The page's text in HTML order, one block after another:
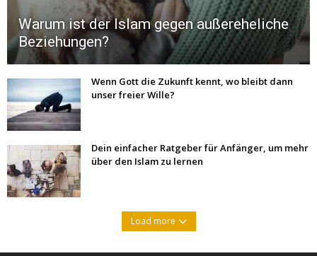
Warum ist der Islam gegen außereheliche
Beziehungen?
Wenn Gott die Zukunft kennt, wo bleibt dann
unser freier Wille?
Dein einfacher Ratgeber für Anfänger, um mehr
über den Islam zu lernen
Load more